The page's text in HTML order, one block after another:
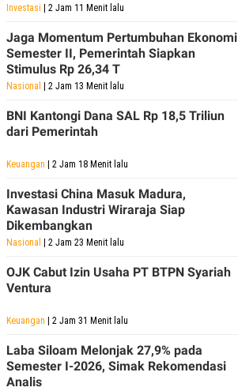
Investasi | 2 Jam 11 Menit lalu
Jaga Momentum Pertumbuhan Ekonomi
Semester II, Pemerintah Siapkan
Stimulus Rp 26,34 T
Nasional | 2 Jam 13 Menit lalu
BNI Kantongi Dana SAL Rp 18,5 Triliun
dari Pemerintah
Keuangan | 2 Jam 18 Menit lalu
Investasi China Masuk Madura,
Kawasan Industri Wiraraja Siap
Dikembangkan
Nasional | 2 Jam 23 Menit lalu
OJK Cabut Izin Usaha PT BTPN Syariah
Ventura
Keuangan | 2 Jam 31 Menit lalu
Laba Siloam Melonjak 27,9% pada
Semester I-2026, Simak Rekomendasi
Analis